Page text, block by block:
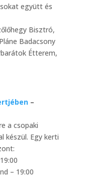
együtt és
Bisztró,
Badacsony
Étterem,
–
a csopaki
készül. Egy kerti
– 19:00